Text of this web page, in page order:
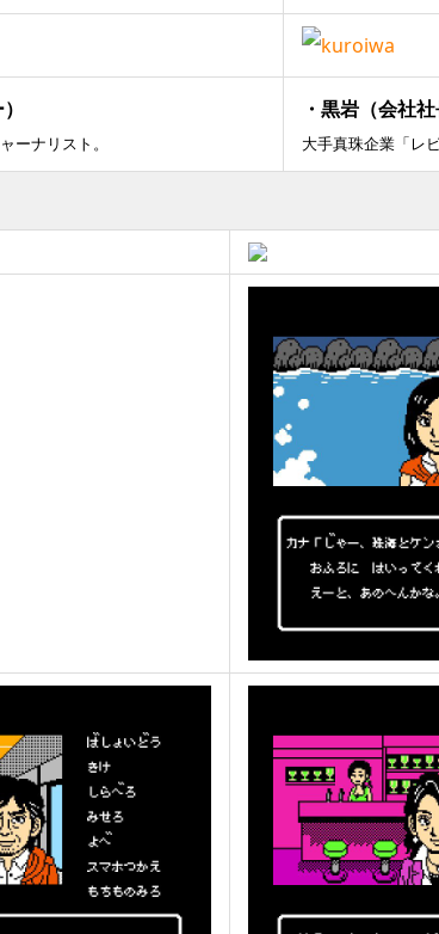
ーナリスト。
・黒岩（会社社
大手真珠企業「レ